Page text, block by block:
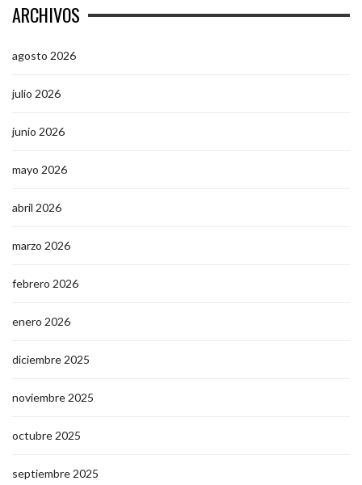
ARCHIVOS
agosto 2026
julio 2026
junio 2026
mayo 2026
abril 2026
marzo 2026
febrero 2026
enero 2026
diciembre 2025
noviembre 2025
octubre 2025
septiembre 2025